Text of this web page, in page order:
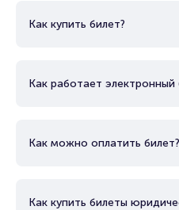
Как купить билет?
Как работает электронный
Как можно оплатить билет?
Как купить билеты